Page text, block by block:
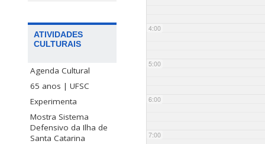
ATIVIDADES
CULTURAIS
Agenda Cultural
65 anos | UFSC
Experimenta
Mostra Sistema
Defensivo da Ilha de
Santa Catarina
4:00
5:00
6:00
7:00